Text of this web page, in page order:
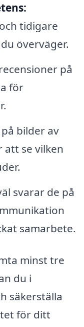
tidigare
överväger.
på
för
bilder av
se vilken
svarar de på
samarbete.
minst tre
du i
säkerställa
för ditt